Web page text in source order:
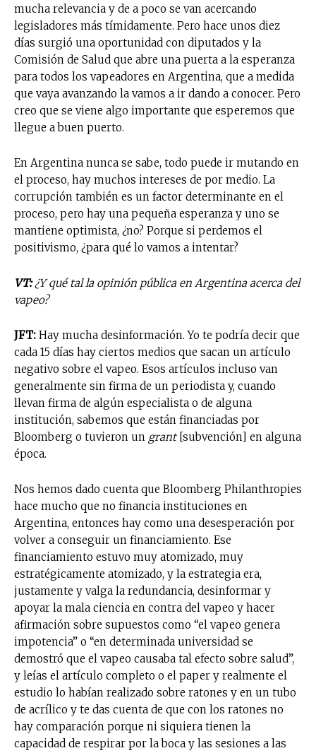
No te pierdas de las
últimas noticias
Suscríbete a nuestro boletín diario y
recibe todas las noticias del vapeo y la
reducción de daños en tu correo
electrónico.
Subscribe to our daily clipping and
receive all the news of vaping and
tobacco harm reduction in your email.
SUBSCRIBIRSE
mucha relevancia y de a poco se van acercando
legisladores más tímidamente. Pero hace unos diez
días surgió una oportunidad con diputados y la
Comisión de Salud que abre una puerta a la esperanza
para todos los vapeadores en Argentina, que a medida
que vaya avanzando la vamos a ir dando a conocer. Pero
creo que se viene algo importante que esperemos que
llegue a buen puerto.
En Argentina nunca se sabe, todo puede ir mutando en
el proceso, hay muchos intereses de por medio. La
corrupción también es un factor determinante en el
proceso, pero hay una pequeña esperanza y uno se
mantiene optimista, ¿no? Porque si perdemos el
positivismo, ¿para qué lo vamos a intentar?
VT:¿Y qué tal la opinión pública en Argentina acerca del
vapeo?
JFT: Hay mucha desinformación. Yo te podría decir que
cada 15 días hay ciertos medios que sacan un artículo
negativo sobre el vapeo. Esos artículos incluso van
generalmente sin firma de un periodista y, cuando
llevan firma de algún especialista o de alguna
institución, sabemos que están financiadas por
Bloomberg o tuvieron un grant[subvención] en alguna
época.
Nos hemos dado cuenta que Bloomberg Philanthropies
hace mucho que no financia instituciones en
Argentina, entonces hay como una desesperación por
volver a conseguir un financiamiento. Ese
financiamiento estuvo muy atomizado, muy
estratégicamente atomizado, y la estrategia era,
justamente y valga la redundancia, desinformar y
apoyar la mala ciencia en contra del vapeo y hacer
afirmación sobre supuestos como “el vapeo genera
impotencia” o “en determinada universidad se
demostró que el vapeo causaba tal efecto sobre salud”,
y leías el artículo completo o el paper y realmente el
estudio lo habían realizado sobre ratones y en un tubo
de acrílico y te das cuenta de que con los ratones no
hay comparación porque ni siquiera tienen la
capacidad de respirar por la boca y las sesiones a las